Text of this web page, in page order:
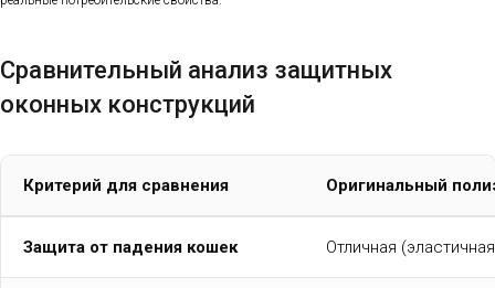
Сравнительный анализ защитных
оконных конструкций
Критерий для сравнения Оригинальный
Защита от падения кошек Отличная